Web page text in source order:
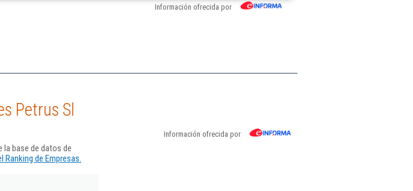
Información ofrecida por
Petrus Sl
Información ofrecida por
la base de datos de
de Empresas.